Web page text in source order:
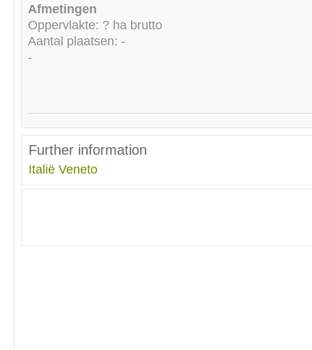
Afmetingen
Oppervlakte: ? ha brutto
Aantal plaatsen: -
-
Further information
Italië Veneto